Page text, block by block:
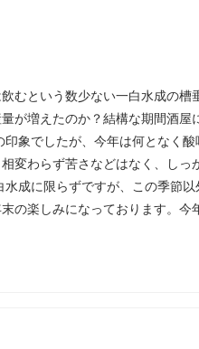
むという数少ない一白水成の槽
が増えたのか？結構な期間酒屋
象でしたが、今年は何となく酸
変わらず苦さなどはなく、しっ
成に限らずですが、この季節
の楽しみになっております。今